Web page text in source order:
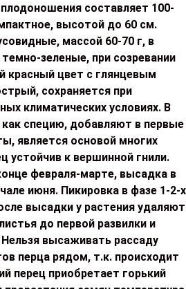
составляет 100-
высотой до 60 см.
массой 60-70 г, в
зеленые, при созревании
красный цвет с глянцевым
сохраняется при
климатических условиях. В
как специю, добавляют в первые
является основой многих
устойчив к вершинной гнили.
февраля-марте, высадка в
июня. Пикировка в фазе 1-2-х
высадки у растения удаляют
до первой развилки и
высаживать рассаду
перца рядом, т.к. происходит
перец приобретает горький